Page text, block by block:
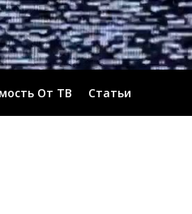
От ТВ Статьи